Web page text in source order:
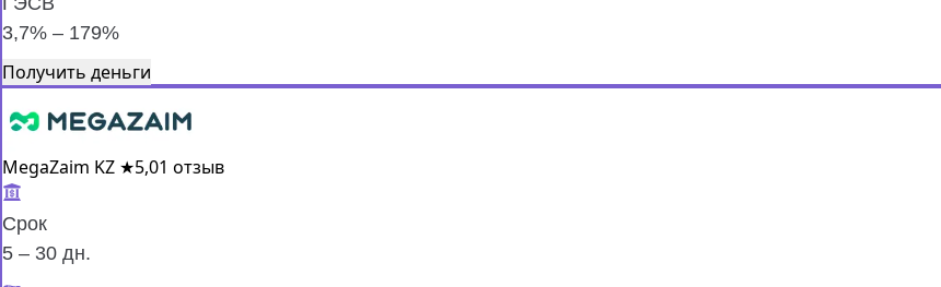
3,7% – 179%
Получить деньги
MegaZaim KZ ★5,01 отзыв
Срок
5 – 30 дн.